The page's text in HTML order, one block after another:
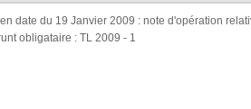
date du 19 Janvier 2009 : note d'opération
obligataire : TL 2009 - 1